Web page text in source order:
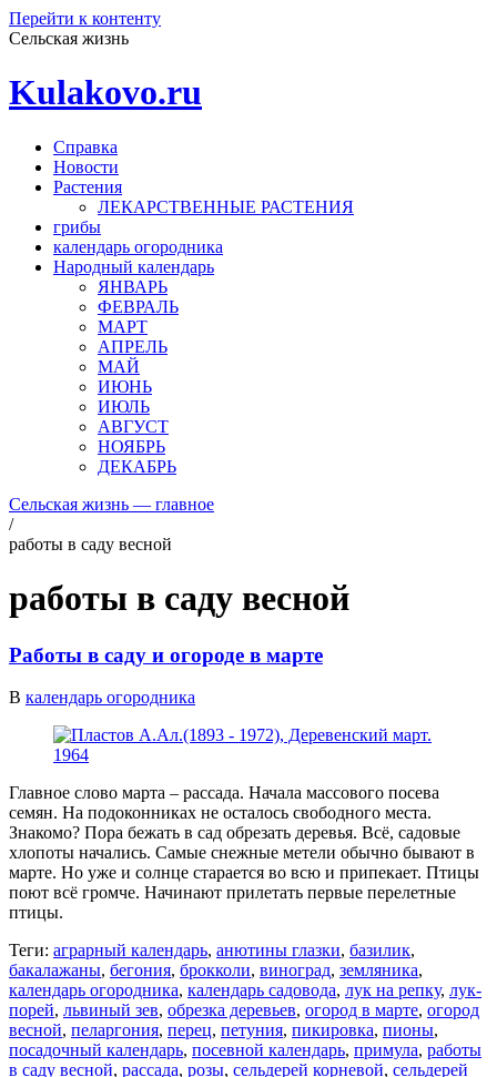
Перейти к контенту
Сельская жизнь
Kulakovo.ru
Справка
Новости
Растения
ЛЕКАРСТВЕННЫЕ РАСТЕНИЯ
грибы
календарь огородника
Народный календарь
ЯНВАРЬ
ФЕВРАЛЬ
МАРТ
АПРЕЛЬ
МАЙ
ИЮНЬ
ИЮЛЬ
АВГУСТ
НОЯБРЬ
ДЕКАБРЬ
Сельская жизнь — главное
/
работы в саду весной
работы в саду весной
Работы в саду и огороде в марте
В календарь огородника
Главное слово марта – рассада. Начала массового посева
семян. На подоконниках не осталось свободного места.
Знакомо? Пора бежать в сад обрезать деревья. Всё, садовые
хлопоты начались. Самые снежные метели обычно бывают в
марте. Но уже и солнце старается во всю и припекает. Птицы
поют всё громче. Начинают прилетать первые перелетные
птицы.
Теги: аграрный календарь, анютины глазки, базилик,
бакалажаны, бегония, брокколи, виноград, земляника,
календарь огородника, календарь садовода, лук на репку, лук-
порей, львиный зев, обрезка деревьев, огород в марте, огород
весной, пеларгония, перец, петуния, пикировка, пионы,
посадочный календарь, посевной календарь, примула, работы
в саду весной, рассада, розы, сельдерей корневой, сельдерей